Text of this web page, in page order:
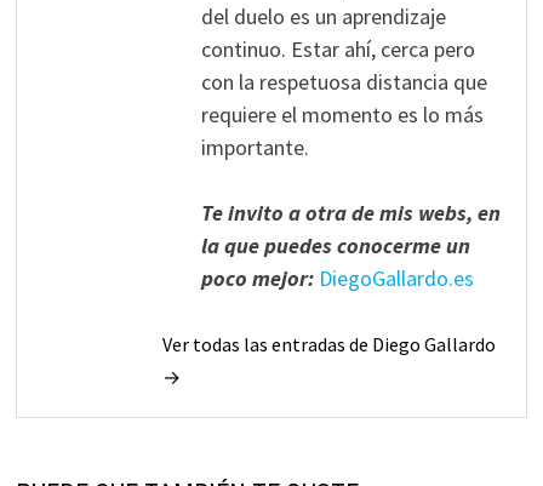
del duelo es un aprendizaje
continuo. Estar ahí, cerca pero
con la respetuosa distancia que
requiere el momento es lo más
importante.
Te invito a otra de mis webs, en
la que puedes conocerme un
poco mejor: DiegoGallardo.es
Ver todas las entradas de Diego Gallardo
→